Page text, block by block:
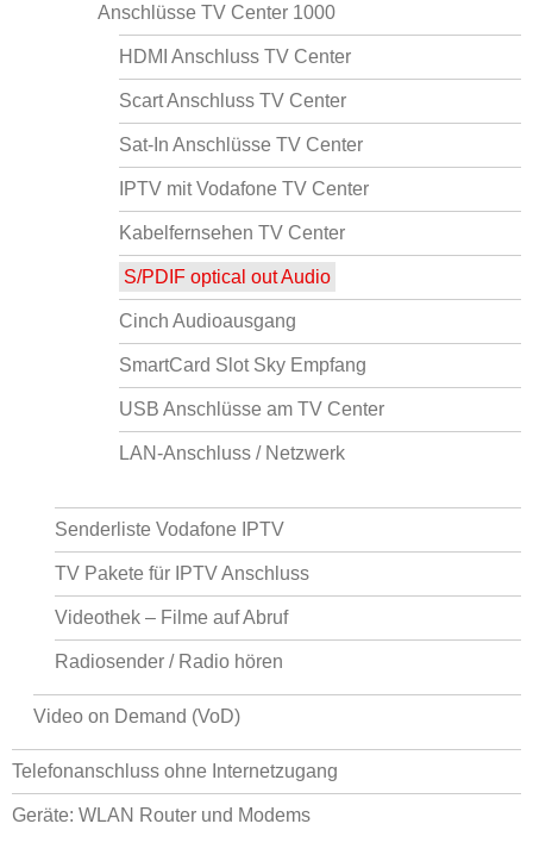
Anschlüsse TV Center 1000
HDMI Anschluss TV Center
Scart Anschluss TV Center
Sat-In Anschlüsse TV Center
IPTV mit Vodafone TV Center
Kabelfernsehen TV Center
S/PDIF optical out Audio
Cinch Audioausgang
SmartCard Slot Sky Empfang
USB Anschlüsse am TV Center
LAN-Anschluss / Netzwerk
Senderliste Vodafone IPTV
TV Pakete für IPTV Anschluss
Videothek – Filme auf Abruf
Radiosender / Radio hören
Video on Demand (VoD)
Telefonanschluss ohne Internetzugang
Geräte: WLAN Router und Modems